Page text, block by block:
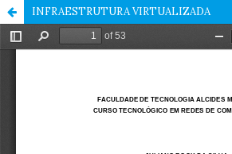
INFRAESTRUTURA VIRTUALIZADA